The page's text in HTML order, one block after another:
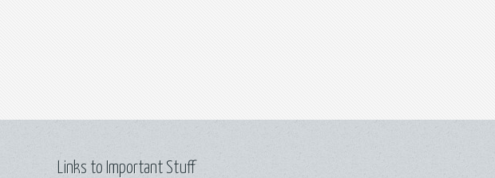
Links to Important Stuff